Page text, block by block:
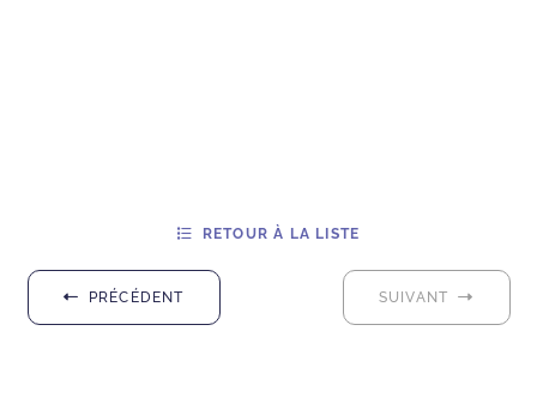
PRÉCÉDENT
RETOUR À LA LISTE
SUIVANT